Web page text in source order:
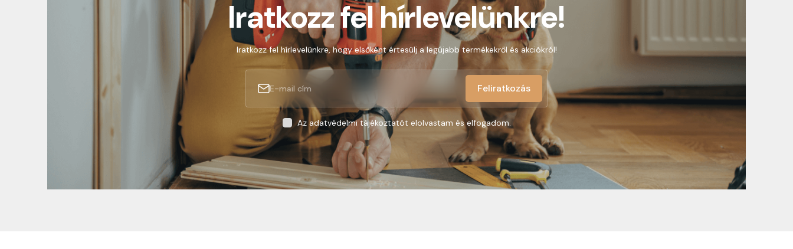
Iratkozz fel hírlevelünkre!
Iratkozz fel hírlevelünkre, hogy elsőként értesülj a legújabb termékekről és akciókról!
Feliratkozás
Az adatvédelmi tájékoztatót elolvastam és elfogadom.